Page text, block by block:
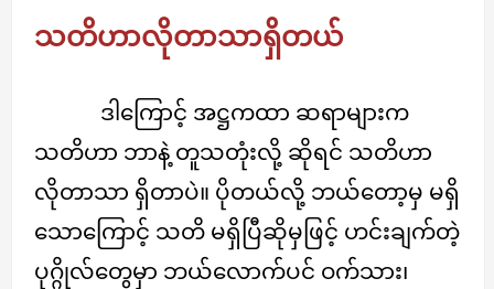
သတိဟာလိုတာသာရှိတယ်
ဒါကြောင့် အဋ္ဌကထာ ဆရာများက
သတိဟာ ဘာနဲ့ တူသတုံးလို့ ဆိုရင် သတိဟာ
လိုတာသာ ရှိတာပဲ။ ပိုတယ်လို့ ဘယ်တော့မှ မရှိ
သောကြောင့် သတိ မရှိပြီဆိုမှဖြင့် ဟင်းချက်တဲ့
ပုဂ္ဂိုလ်တွေမှာ ဘယ်လောက်ပင် ဝက်သား၊